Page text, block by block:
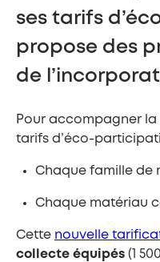
ses tarifs
propose des
de
Pour accompagner la
tarifs d’éco-
Chaque famille de
Chaque matériau
Cette nouvelle
collecte équipés (1